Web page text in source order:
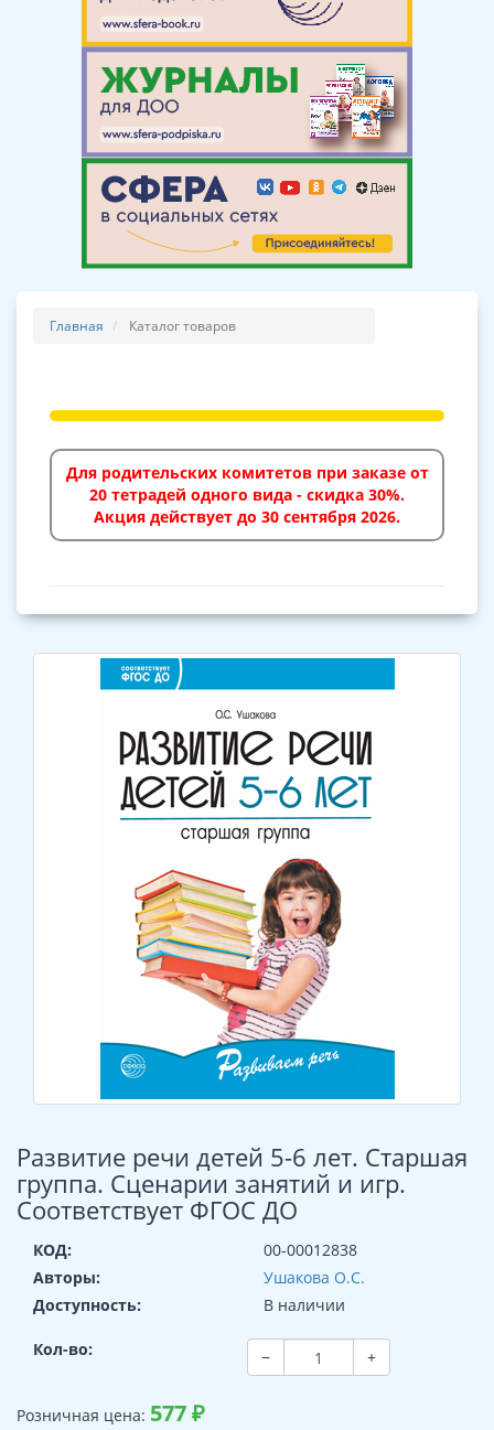
Главная Каталог товаров
Для родительских комитетов при заказе от
20 тетрадей одного вида - скидка 30%.
Акция действует до 30 сентября 2026.
Развитие речи детей 5-6 лет. Старшая
группа. Сценарии занятий и игр.
Соответствует ФГОС ДО
КОД:
00-00012838
Авторы:
Ушакова О.С.
Доступность:
В наличии
Кол-во: − +
Розничная цена: 577₽